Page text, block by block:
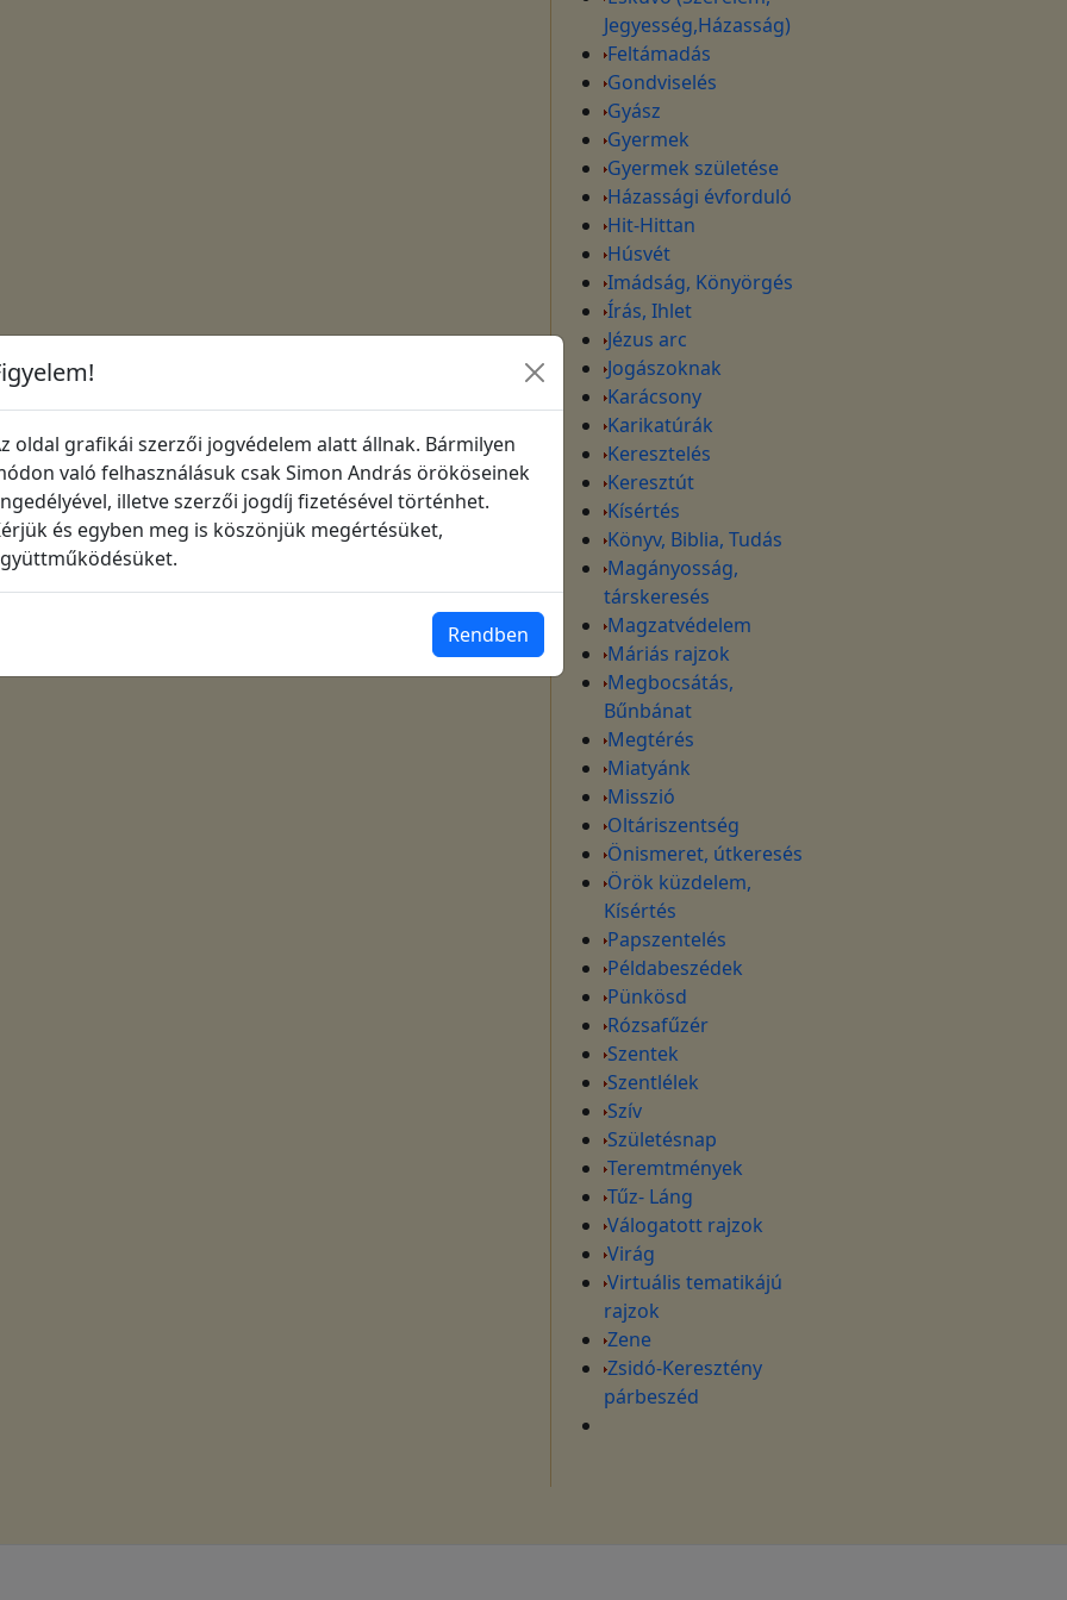
Jegyesség,Házasság)
Feltámadás
Gondviselés
Gyász
Gyermek
Gyermek születése
Házassági évforduló
Hit-Hittan
Húsvét
Imádság, Könyörgés
Írás, Ihlet
Jézus arc
Jogászoknak
Karácsony
Karikatúrák
Keresztelés
Keresztút
Kísértés
Könyv, Biblia, Tudás
Magányosság,
társkeresés
Magzatvédelem
Máriás rajzok
Megbocsátás,
Bűnbánat
Megtérés
Miatyánk
Misszió
Oltáriszentség
Önismeret, útkeresés
Örök küzdelem,
Kísértés
Papszentelés
Példabeszédek
Pünkösd
Rózsafűzér
Szentek
Szentlélek
Szív
Születésnap
Teremtmények
Tűz- Láng
Válogatott rajzok
Virág
Virtuális tematikájú
rajzok
Zene
Zsidó-Keresztény
párbeszéd
oldal grafikái szerzői jogvédelem alatt állnak. Bármilyen
való felhasználásuk csak Simon András örököseinek
illetve szerzői jogdíj fizetésével történhet.
és egyben meg is köszönjük megértésüket,
Rendben